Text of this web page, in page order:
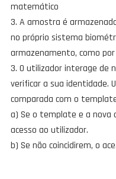
matemático
3. A amostra é
no próprio sistema
armazenamento, como
3. O utilizador interage de
verificar a sua identidade.
comparada com o
a) Se o template e a nova
acesso ao utilizador.
b) Se não coincidirem, o